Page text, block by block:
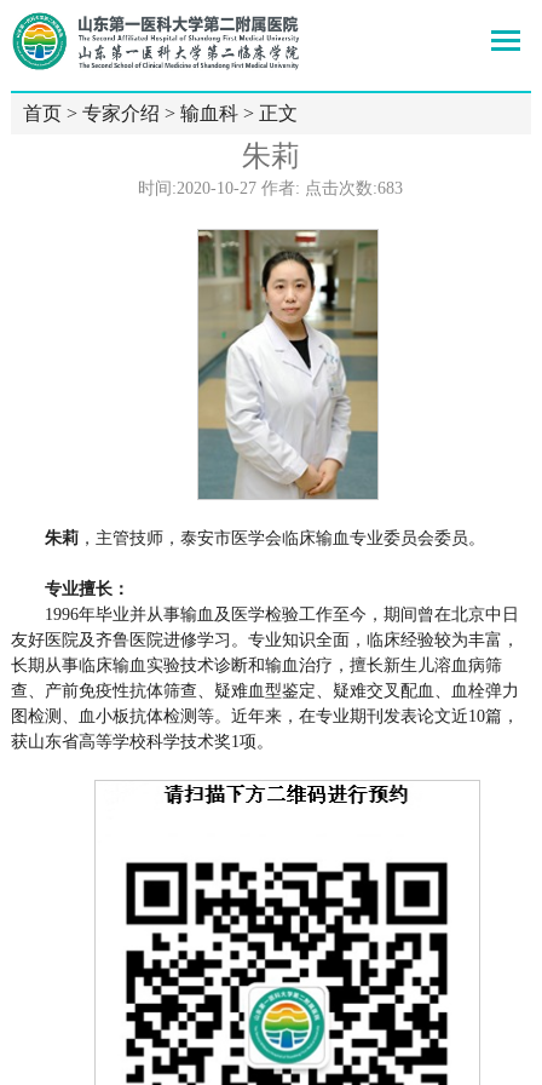
首页> 专家介绍 > 输血科> 正文
朱莉
时间:2020-10-27 作者: 点击次数:683
朱莉，主管技师，泰安市医学会临床输血专业委员会委员。
专业擅长：
1996年毕业并从事输血及医学检验工作至今，期间曾在北京中日
友好医院及齐鲁医院进修学习。专业知识全面，临床经验较为丰富，
长期从事临床输血实验技术诊断和输血治疗，擅长新生儿溶血病筛
查、产前免疫性抗体筛查、疑难血型鉴定、疑难交叉配血、血栓弹力
图检测、血小板抗体检测等。近年来，在专业期刊发表论文近10篇，
获山东省高等学校科学技术奖1项。